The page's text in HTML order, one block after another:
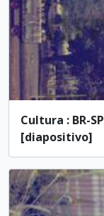
Cultura : BR-
[diapositivo]